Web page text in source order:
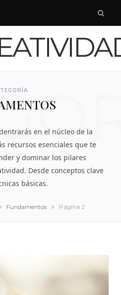
en el núcleo de la
recursos esenciales que te
y dominar los pilares
Desde conceptos clave
básicas.
Fundamentos » Página 2